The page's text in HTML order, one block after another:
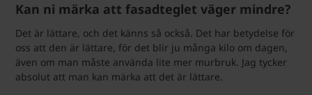
Kan ni märka att fasadteglet väger mindre?
Det är lättare, och det känns så också. Det har betydelse för
oss att den är lättare, för det blir ju många kilo om dagen,
även om man måste använda lite mer murbruk. Jag tycker
absolut att man kan märka att det är lättare.